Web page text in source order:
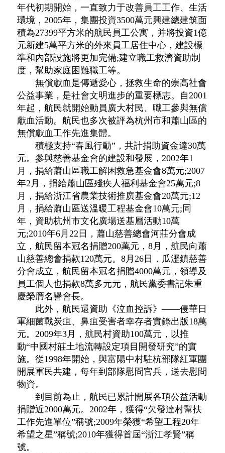
年代初期開始，一直致力于改善員工工作、生活
環境，2005年，集團投資3500萬元興建總建筑面
積為27399平方米的航民員工公寓，并將投資1億
元新建5萬平方米的外來員工居住中心，建設標
準和內部設施將更加完備;建立職工救濟資助制
度，幫助家庭困難職工等。
無償獻血是傳遞愛心，拯救生命的崇高社會
公益事業，是社會文明進步的重要標志。自2001
年起，航民就開始動員廣大村民、職工參與無償
獻血活動。航民也多次被評為杭州市和蕭山區的
無償獻血工作先進集體。
積極支持“春風行動”，共計捐助資金達30萬
元。參與慈善基金會的建設和發展，2002年1
月，捐給蕭山區職工解困救急基金會8萬元;2007
年2月，捐給蕭山區殘疾人福利基金會25萬元;8
月，捐給浙江省農業技術推廣基金會20萬元;12
月，捐給蕭山區送溫暖工程基金會10萬元;同
年，資助杭州市文化廣場送基層活動10萬
元;2010年6月22日，蕭山慈善總會河莊分會成
立，航民留本冠名捐贈200萬元，8月，航民向蕭
山慈善總會捐款120萬元。8月26日，瓜瀝鎮慈善
分會成立，航民留本冠名捐贈4000萬元，領導及
員工個人也捐款8萬多元元，航民黨委書記朱重
慶榮膺名譽會長。
此外，航民還資助《泣血控訴》——侵華日
軍細菌戰炭疽、鼻疽受害者幸存者實錄出版18萬
元。2009年3月，航民村資助100萬元，以推
動“中國村莊土地流轉設定項目開發研究”的實
施。從1998年開始，與富陽中村駐杭部隊紅軍團
開展軍民共建，每年到部隊慰問官兵，送去慰問
物資。
到目前為止，航民已累計開展各項公益活動
捐贈近2000萬元。2002年，獲得“欠發達村幫扶
工作先進單位”稱號;2009年榮獲“希望工程20年
希望之星”稱號;2010年獲得首屆“浙江孝賢”稱
號。